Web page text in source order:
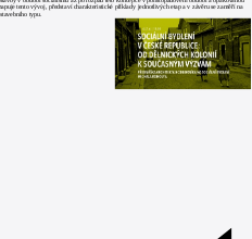
tento vývoj, představí charakteristické příklady jednotlivých etap a v závěru se zaměří na
typu.